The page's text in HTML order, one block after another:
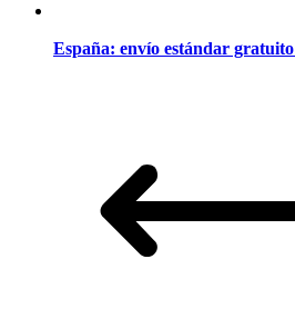
España: envío estándar gratuito